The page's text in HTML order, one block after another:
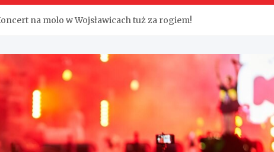
na molo w Wojsławicach tuż za rogiem!